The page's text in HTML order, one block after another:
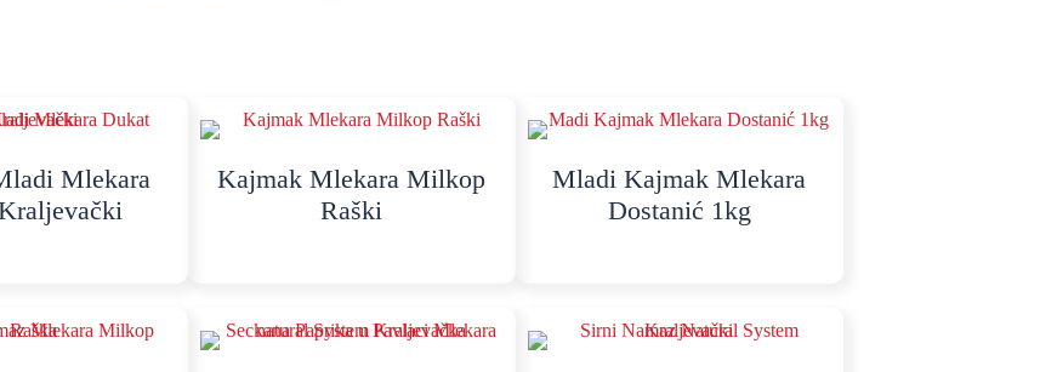
Mlekara
Kajmak Mlekara Milkop
Raški
Mladi Kajmak Mlekara
Dostanić 1kg